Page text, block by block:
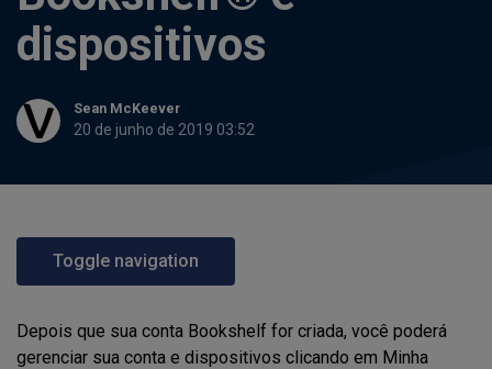
dispositivos
Sean McKeever
20 de junho de 2019 03:52
Toggle navigation
Depois que sua conta Bookshelf for criada, você poderá
gerenciar sua conta e dispositivos clicando em Minha